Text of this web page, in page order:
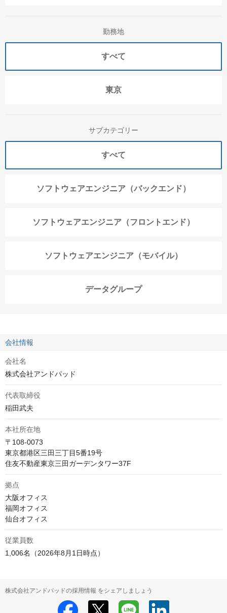
勤務地
すべて
東京
サブカテゴリー
すべて
ソフトウェアエンジニア（バックエンド）
ソフトウェアエンジニア（フロントエンド）
ソフトウェアエンジニア（モバイル）
データグループ
会社情報
会社名
株式会社アンドパッド
代表取締役
稲田武夫
本社所在地
〒108-0073
東京都港区三田三丁目5番19号
住友不動産東京三田ガーデンタワー37F
拠点
大阪オフィス
福岡オフィス
仙台オフィス
従業員数
1,006名（2026年8月1日時点）
株式会社アンドパッドの採用情報 をシェアしましょう